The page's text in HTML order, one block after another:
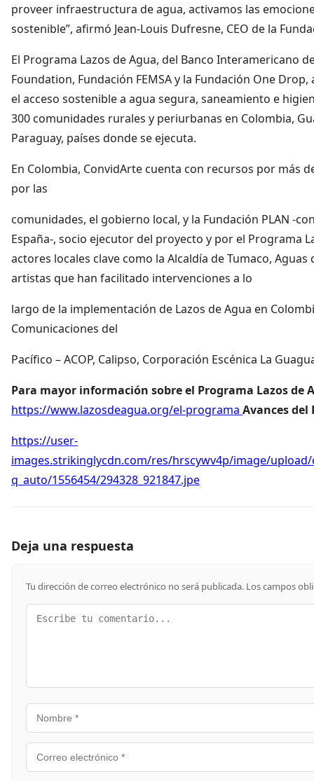
proveer infraestructura de agua, activamos las
sostenible”, afirmó Jean-Louis Dufresne, CEO de la
El Programa Lazos de Agua, del Banco Interamericano
Foundation, Fundación FEMSA y la Fundación One
el acceso sostenible a agua segura, saneamiento e
300 comunidades rurales y periurbanas en Colombia,
Paraguay, países donde se ejecuta.
En Colombia, ConvidArte cuenta con recursos por más
por las
comunidades, el gobierno local, y la Fundación PLAN -
España-, socio ejecutor del proyecto y por el Programa
actores locales clave como la Alcaldía de Tumaco, Aguas
artistas que han facilitado intervenciones a lo
largo de la implementación de Lazos de Agua en
Comunicaciones del
Pacífico – ACOP, Calipso, Corporación Escénica La
Para mayor información sobre el Programa Lazos de
https://www.lazosdeagua.org/el-programa Avances del
https://user-
images.strikinglycdn.com/res/hrscywv4p/image/upload/
q_auto/1556454/294328_921847.jpe
Deja una respuesta
Tu dirección de correo electrónico no será publicada. Los campos